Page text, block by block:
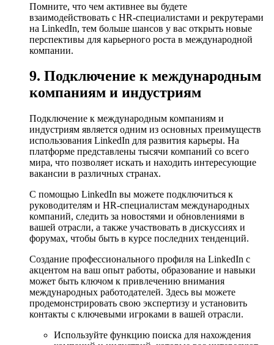
Помните, что чем активнее вы будете
взаимодействовать с HR-специалистами и рекрутерами
на LinkedIn, тем больше шансов у вас открыть новые
перспективы для карьерного роста в международной
компании.
9. Подключение к международным
компаниям и индустриям
Подключение к международным компаниям и
индустриям является одним из основных преимуществ
использования LinkedIn для развития карьеры. На
платформе представлены тысячи компаний со всего
мира, что позволяет искать и находить интересующие
вакансии в различных странах.
С помощью LinkedIn вы можете подключиться к
руководителям и HR-специалистам международных
компаний, следить за новостями и обновлениями в
вашей отрасли, а также участвовать в дискуссиях и
форумах, чтобы быть в курсе последних тенденций.
Создание профессионального профиля на LinkedIn с
акцентом на ваш опыт работы, образование и навыки
может быть ключом к привлечению внимания
международных работодателей. Здесь вы можете
продемонстрировать свою экспертизу и установить
контакты с ключевыми игроками в вашей отрасли.
Используйте функцию поиска для нахождения